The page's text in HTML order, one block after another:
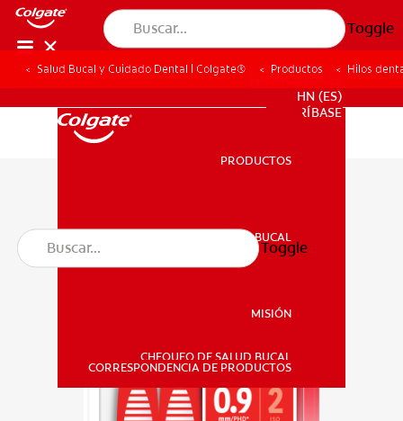
Toggle
SALUD BUCAL
HN (ES)
SUSCRÍBASE
PRODUCTOS
SALUD BUCAL
MISIÓN
CHEQUEO DE SALUD BUCAL
CORRESPONDENCIA DE PRODUCTOS
Toggle
Salud Bucal y Cuidado Dental | Colgate® Productos Hilos